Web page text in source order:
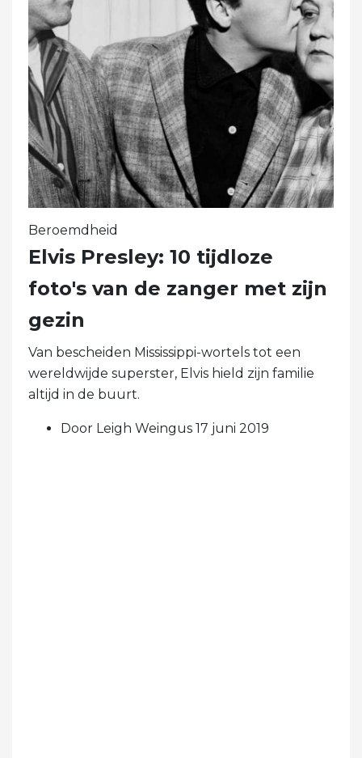
Elvis Presley: 10 tijdloze
foto's van de zanger met zijn
gezin
Van bescheiden Mississippi-wortels tot een